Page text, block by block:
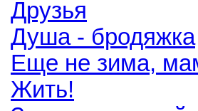
Друзья
Душа - бродяжка
Еще не зима,
Жить!